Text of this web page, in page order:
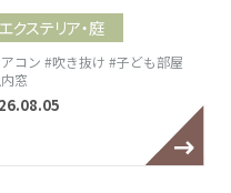
エクステリア・庭
コン #吹き抜け #子ども部屋
窓